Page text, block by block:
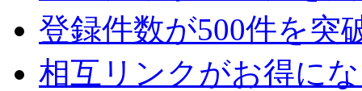
登録件数が500件を突
相互リンクがお得に